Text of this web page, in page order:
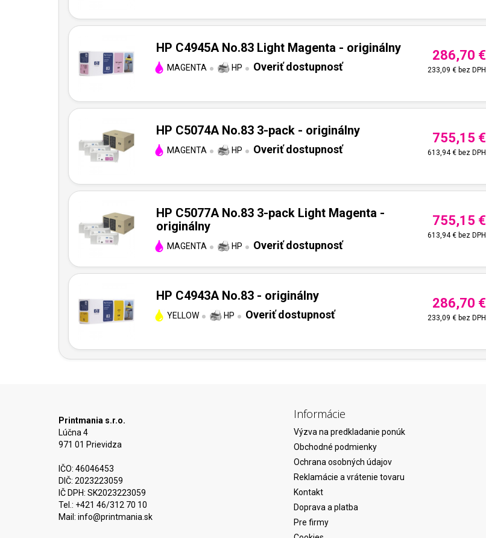
HP C4945A No.83 Light Magenta - originálny
MAGENTA HP Overiť dostupnosť
286,70 €
233,09 €bez DPH
HP C5074A No.83 3-pack - originálny
MAGENTA HP Overiť dostupnosť
755,15 €
613,94 €bez DPH
HP C5077A No.83 3-pack Light Magenta -
originálny
MAGENTA HP Overiť dostupnosť
755,15 €
613,94 €bez DPH
HP C4943A No.83 - originálny
YELLOW HP Overiť dostupnosť
286,70 €
233,09 €bez DPH
Printmania s.r.o.
Lúčna 4
971 01 Prievidza
IČO: 46046453
DIČ: 2023223059
IČ DPH: SK2023223059
Tel.: +421 46/312 70 10
Mail: info@printmania.sk
Informácie
Výzva na predkladanie ponúk
Obchodné podmienky
Ochrana osobných údajov
Reklamácie a vrátenie tovaru
Kontakt
Doprava a platba
Pre firmy